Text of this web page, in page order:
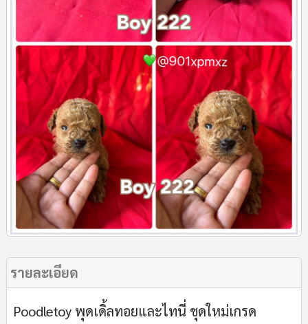
รายละเอียด
Poodletoy พุดเดิ้ลทอยและไทนี่ ชุดใหม่เกรด